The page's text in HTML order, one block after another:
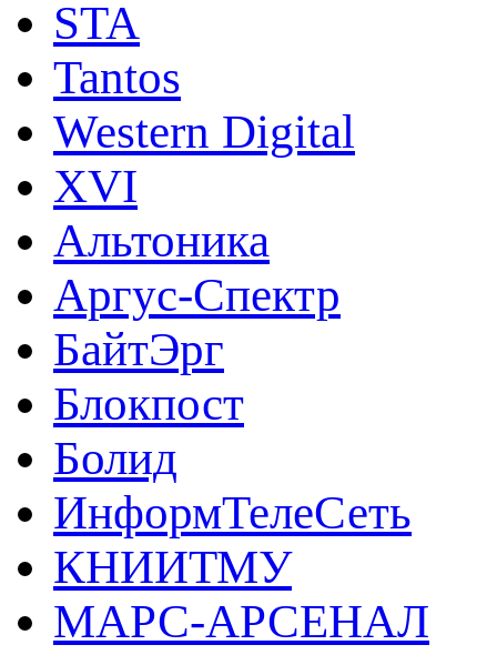
STA
Tantos
Western Digital
XVI
Альтоника
Аргус-Спектр
БайтЭрг
Блокпост
Болид
ИнформТелеСеть
КНИИТМУ
МАРС-АРСЕНАЛ